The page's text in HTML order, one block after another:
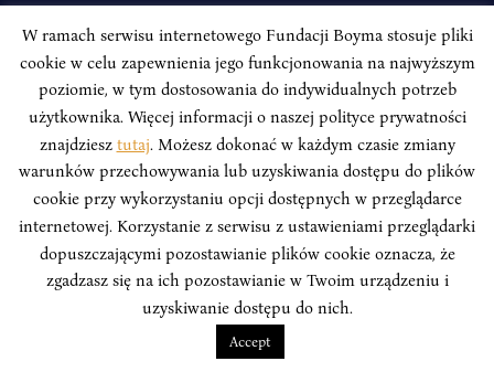
W ramach serwisu internetowego Fundacji Boyma stosuje pliki
cookie w celu zapewnienia jego funkcjonowania na najwyższym
poziomie, w tym dostosowania do indywidualnych potrzeb
użytkownika. Więcej informacji o naszej polityce prywatności
znajdziesz tutaj. Możesz dokonać w każdym czasie zmiany
warunków przechowywania lub uzyskiwania dostępu do plików
cookie przy wykorzystaniu opcji dostępnych w przeglądarce
internetowej. Korzystanie z serwisu z ustawieniami przeglądarki
dopuszczającymi pozostawianie plików cookie oznacza, że
zgadzasz się na ich pozostawianie w Twoim urządzeniu i
uzyskiwanie dostępu do nich.
Accept